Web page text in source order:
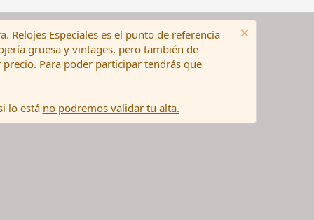
Relojes Especiales es el punto de referencia
gruesa y vintages, pero también de
Para poder participar tendrás que
lo está no podremos validar tu alta.